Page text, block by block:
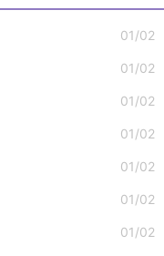
01/02
01/02
01/02
01/02
01/02
01/02
01/02